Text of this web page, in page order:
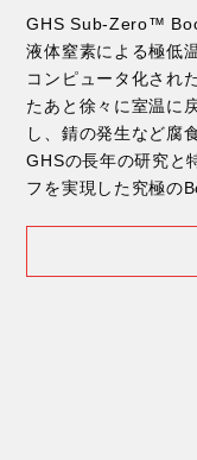
GHS Sub-Zero™
液体窒素による極低
コンピュータ化され
たあと徐々に室温に
し、錆の発生など腐
GHSの長年の研究と
フを実現した究極の